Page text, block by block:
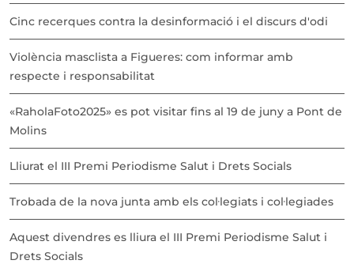
Cinc recerques contra la desinformació i el discurs d'odi
Violència masclista a Figueres: com informar amb
respecte i responsabilitat
«RaholaFoto2025» es pot visitar fins al 19 de juny a Pont de
Molins
Lliurat el III Premi Periodisme Salut i Drets Socials
Trobada de la nova junta amb els col·legiats i col·legiades
Aquest divendres es lliura el III Premi Periodisme Salut i
Drets Socials